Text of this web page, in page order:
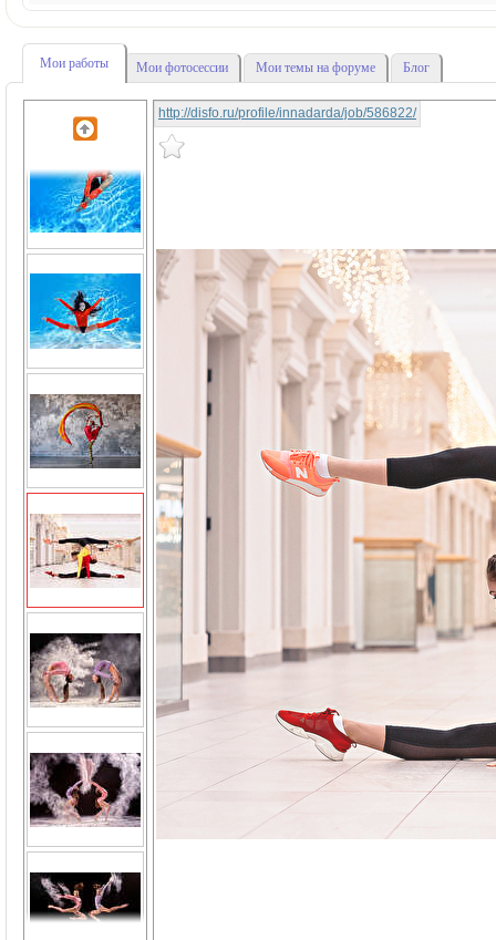
Мои работы Мои фотосессии Мои темы на форуме Блог
http://disfo.ru/profile/innadarda/job/586822/